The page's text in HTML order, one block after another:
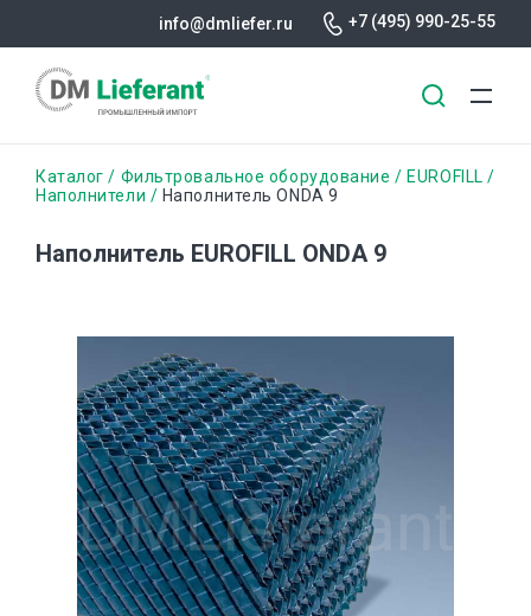
содержанию
info@dmliefer.ru +7 (495) 990-25-55
Строка
Каталог Фильтровальное оборудование
EUROFILL
Наполнители
Наполнитель ONDA 9
Наполнитель EUROFILL ONDA 9